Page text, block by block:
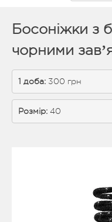
Босоніжки з
чорними
1 доба: 300 грн
Розмір: 40